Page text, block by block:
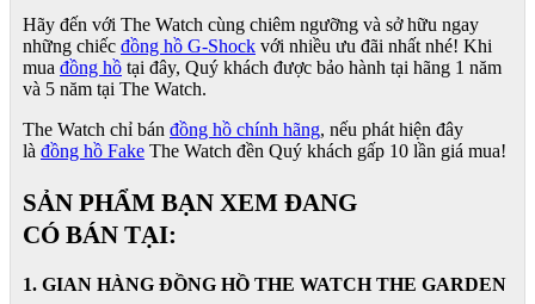
Hãy đến với The Watch cùng chiêm ngưỡng và sở hữu ngay
những chiếc đồng hồ G-Shock với nhiều ưu đãi nhất nhé! Khi
mua đồng hồ tại đây, Quý khách được bảo hành tại hãng 1 năm
và 5 năm tại The Watch.
The Watch chỉ bán đồng hồ chính hãng, nếu phát hiện đây
là đồng hồ Fake The Watch đền Quý khách gấp 10 lần giá mua!
SẢN PHẨM BẠN XEM ĐANG
CÓ BÁN TẠI:
1. GIAN HÀNG ĐỒNG HỒ THE WATCH THE GARDEN